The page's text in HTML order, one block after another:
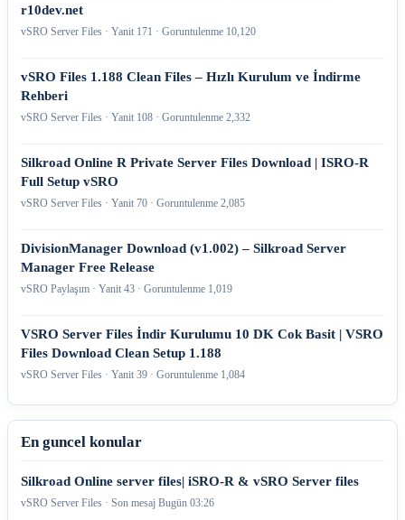
r10dev.net
vSRO Server Files · Yanit 171 · Goruntulenme 10,120
vSRO Files 1.188 Clean Files – Hızlı Kurulum ve İndirme
Rehberi
vSRO Server Files · Yanit 108 · Goruntulenme 2,332
Silkroad Online R Private Server Files Download | ISRO-R
Full Setup vSRO
vSRO Server Files · Yanit 70 · Goruntulenme 2,085
DivisionManager Download (v1.002) – Silkroad Server
Manager Free Release
vSRO Paylaşım · Yanit 43 · Goruntulenme 1,019
VSRO Server Files İndir Kurulumu 10 DK Cok Basit | VSRO
Files Download Clean Setup 1.188
vSRO Server Files · Yanit 39 · Goruntulenme 1,084
En guncel konular
Silkroad Online server files| iSRO-R & vSRO Server files
vSRO Server Files · Son mesaj Bugün 03:26